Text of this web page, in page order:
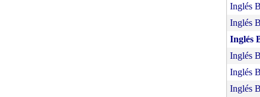
Inglés
Inglés
Inglés
Inglés
Inglés
Inglés